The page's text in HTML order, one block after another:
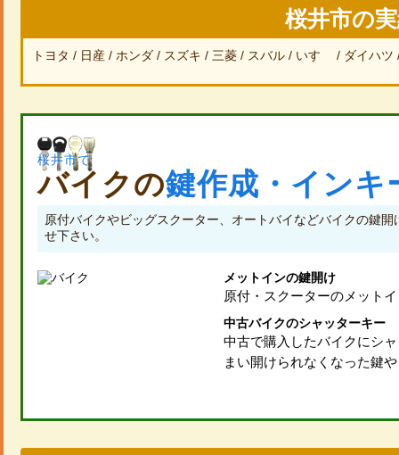
桜井市の
トヨタ 日産 ホンダ スズキ 三菱 スバル いすゞ ダイハツ
桜井市で
バイクの鍵作成・インキ
原付バイクやビッグスクーター、オートバイなどバイクの鍵
せ下さい。
メットインの鍵開け
原付・スクーターのメット
中古バイクのシャッターキー
中古で購入したバイクにシ
まい開けられなくなった鍵